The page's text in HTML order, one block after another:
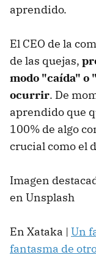
aprendido.
El CEO de la
de las quejas,
modo "caída" o
ocurrir. De
aprendido que
100% de algo
crucial como el
Imagen
en Unsplash
En Xataka | Un
fantasma de